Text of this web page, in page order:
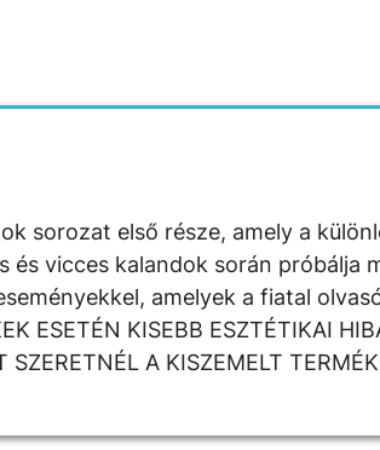
sorozat első része, amely a
vicces kalandok során próbálja
amelyek a fiatal
ESETÉN KISEBB ESZTÉTIKAI
A KISZEMELT